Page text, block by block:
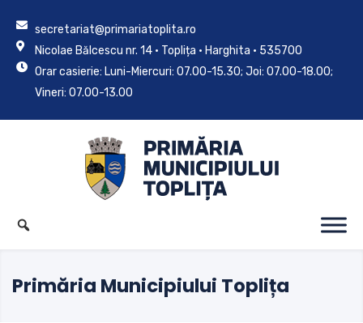
secretariat@primariatoplita.ro
Nicolae Bălcescu nr. 14 • Toplița • Harghita • 535700
Orar casierie: Luni-Miercuri: 07.00-15.30; Joi: 07.00-18.00;
Vineri: 07.00-13.00
Primăria Municipiului Toplița